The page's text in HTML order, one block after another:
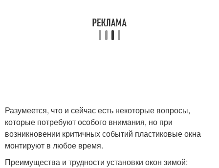
Разумеется, что и сейчас есть некоторые вопросы,
которые потребуют особого внимания, но при
возникновении критичных событий пластиковые окна
монтируют в любое время.
Преимущества и трудности установки окон зимой: